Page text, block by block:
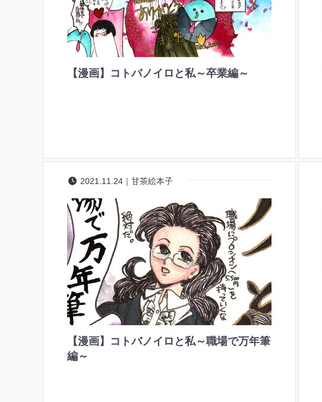
【漫画】コトバノイロと私～卒業編～
2021.11.24｜甘茶絵本子
【漫画】コトバノイロと私～職場で万年筆
編～